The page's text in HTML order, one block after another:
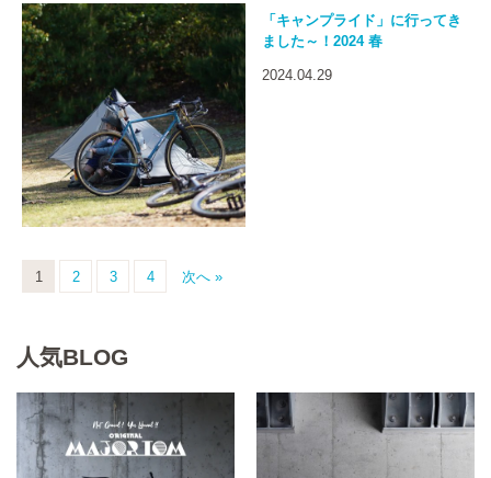
「キャンプライド」に行ってき
ました～！2024 春
2024.04.29
1 2 3 4 次へ »
人気BLOG